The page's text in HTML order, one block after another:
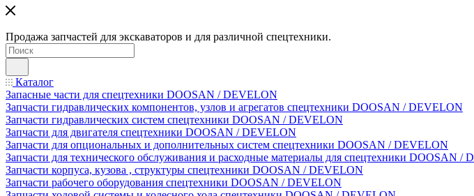
Продажа запчастей для экскаваторов и для различной спецтехники.
Каталог
Запасные части для спецтехники DOOSAN / DEVELON
Запчасти гидравлических компонентов, узлов и агрегатов спецтехники DOOSAN / DEVELON
Запчасти гидравлических систем спецтехники DOOSAN / DEVELON
Запчасти для двигателя спецтехники DOOSAN / DEVELON
Запчасти для опциональных и дополнительных систем спецтехники DOOSAN / DEVELON
Запчасти для технического обслуживания и расходные материалы для спецтехники DOOSAN /
Запчасти корпуса, кузова , структуры спецтехники DOOSAN / DEVELON
Запчасти рабочего оборудования спецтехники DOOSAN / DEVELON